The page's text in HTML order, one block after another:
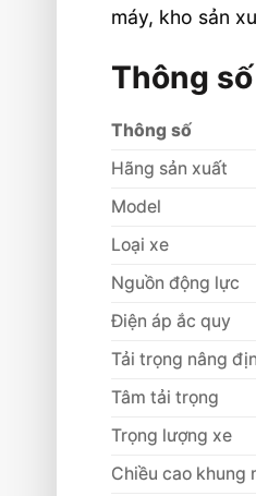
máy, kho sản
Thông
Thông số
Hãng sản xuất
Model
Loại xe
Nguồn động lực
Điện áp ắc quy
Tải trọng nâng
Tâm tải trọng
Trọng lượng xe
Chiều cao khung